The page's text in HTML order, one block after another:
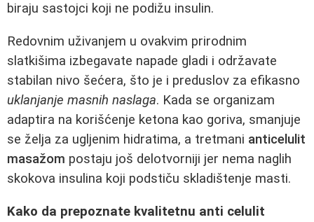
biraju sastojci koji ne podižu insulin.
Redovnim uživanjem u ovakvim prirodnim
slatkišima izbegavate napade gladi i održavate
stabilan nivo šećera, što je i preduslov za efikasno
uklanjanje masnih naslaga. Kada se organizam
adaptira na korišćenje ketona kao goriva, smanjuje
se želja za ugljenim hidratima, a tretmani anticelulit
masažom postaju još delotvorniji jer nema naglih
skokova insulina koji podstiču skladištenje masti.
Kako da prepoznate kvalitetnu anti celulit